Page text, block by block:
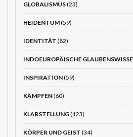
GLOBALISMUS(23)
HEIDENTUM(59)
IDENTITÄT (82)
INDOEUROPÄISCHE
INSPIRATION(59)
KÄMPFEN(60)
KLARSTELLUNG(123)
KÖRPER UND GEIST (34)